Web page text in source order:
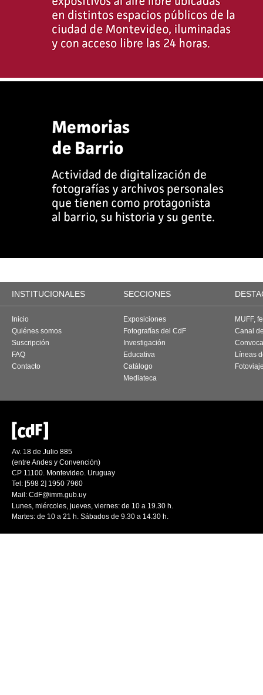
INSTITUCIONALES SECCIONES
Inicio
Quiénes somos
Suscripción
FAQ
Contacto
Exposiciones
Fotografías del CdF
Investigación
Educativa
Catálogo
Mediateca
MUFF,
Canal
Líneas
Av. 18 de Julio 885
(entre Andes y Convención)
CP 11100. Montevideo. Uruguay
Tel: [598 2] 1950 7960
Mail: CdF@imm.gub.uy
Lunes, miércoles, jueves, viernes: de 10 a 19.30 h.
Martes: de 10 a 21 h. Sábados de 9.30 a 14.30 h.